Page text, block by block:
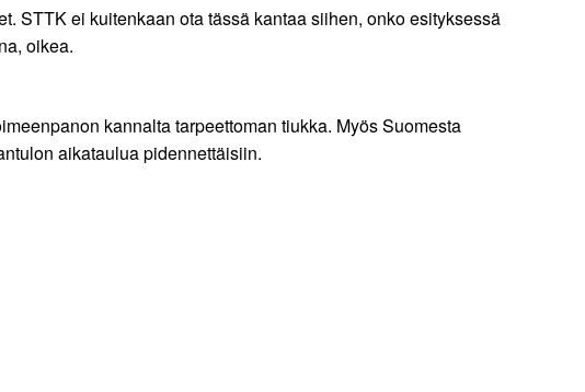
STTK ei kuitenkaan ota tässä kantaa siihen, onko esityksessä
oikea.
kannalta tarpeettoman tiukka. Myös Suomesta
aikataulua pidennettäisiin.